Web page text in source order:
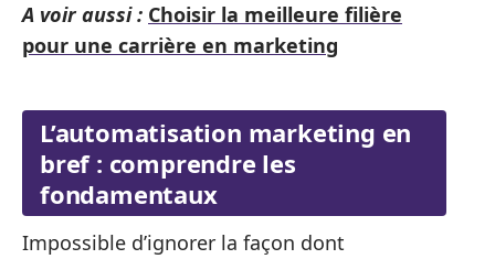
A voir aussi : Choisir la meilleure filière
pour une carrière en marketing
L’automatisation marketing en
bref : comprendre les
fondamentaux
Impossible d’ignorer la façon dont